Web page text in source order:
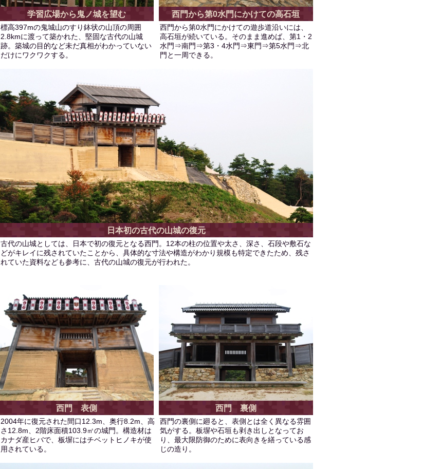
学習広場から鬼ノ城を望む 西門から第0水門にかけての高石垣
標高397mの鬼城山のすり鉢状の山頂の周囲
2.8kmに渡って築かれた、堅固な古代の山城
跡。築城の目的など未だ真相がわかっていない
だけにワクワクする。
西門から第0水門にかけての遊歩道沿いには、
高石垣が続いている。そのまま進めば、第1・2
水門⇒南門⇒第3・4水門⇒東門⇒第5水門⇒北
門と一周できる。
日本初の古代の山城の復元
古代の山城としては、日本で初の復元となる西門。12本の柱の位置や太さ、深さ、石段や敷石な
どがキレイに残されていたことから、具体的な寸法や構造がわかり規模も特定できたため、残さ
れていた資料なども参考に、古代の山城の復元が行われた。
西門 表側 西門 裏側
2004年に復元された間口12.3m、奥行8.2m、高
さ12.8m、2階床面積103.9㎡の城門。構造材は
カナダ産ヒバで、板塀にはチベットヒノキが使
用されている。
西門の裏側に廻ると、表側とは全く異なる雰囲
気がする。板塀や石垣も剥き出しとなってお
り、最大限防御のために表向きを繕っている感
じの造り。